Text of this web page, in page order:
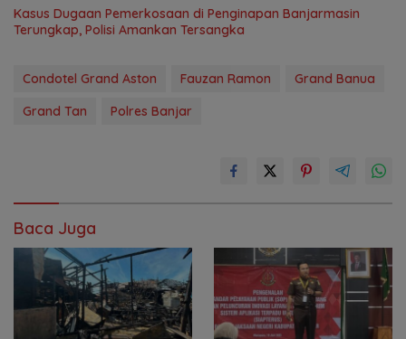
Kasus Dugaan Pemerkosaan di Penginapan Banjarmasin
Terungkap, Polisi Amankan Tersangka
Condotel Grand Aston Fauzan Ramon
Grand Banua
Grand Tan
Polres Banjar
Baca Juga